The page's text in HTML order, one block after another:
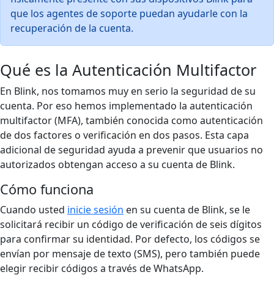
que los agentes de soporte puedan ayudarle con la
recuperación de la cuenta.
Qué es la Autenticación Multifactor
En Blink, nos tomamos muy en serio la seguridad de su
cuenta. Por eso hemos implementado la autenticación
multifactor (MFA), también conocida como autenticación
de dos factores o verificación en dos pasos. Esta capa
adicional de seguridad ayuda a prevenir que usuarios no
autorizados obtengan acceso a su cuenta de Blink.
Cómo funciona
Cuando usted inicie sesión en su cuenta de Blink, se le
solicitará recibir un código de verificación de seis dígitos
para confirmar su identidad. Por defecto, los códigos se
envían por mensaje de texto (SMS), pero también puede
elegir recibir códigos a través de WhatsApp.